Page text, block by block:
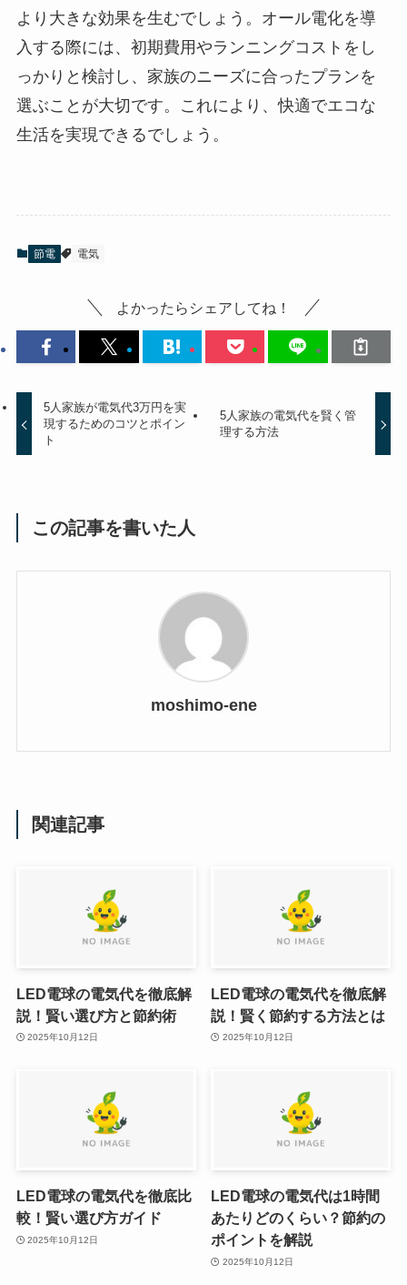
より大きな効果を生むでしょう。オール電化を導
入する際には、初期費用やランニングコストをし
っかりと検討し、家族のニーズに合ったプランを
選ぶことが大切です。これにより、快適でエコな
生活を実現できるでしょう。
節電 電気
よかったらシェアしてね！
5人家族が電気代3万円を実
現するためのコツとポイン
ト
5人家族の電気代を賢く管
理する方法
この記事を書いた人
moshimo-ene
関連記事
LED電球の電気代を徹底解
説！賢い選び方と節約術
2025年10月12日
LED電球の電気代を徹底解
説！賢く節約する方法とは
2025年10月12日
LED電球の電気代を徹底比
較！賢い選び方ガイド
2025年10月12日
LED電球の電気代は1時間
あたりどのくらい？節約の
ポイントを解説
2025年10月12日